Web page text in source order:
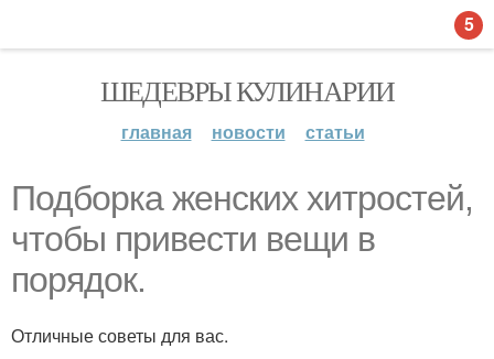
ШЕДЕВРЫ КУЛИНАРИИ
главная новости статьи
Подборка женских хитростей,
чтобы привести вещи в
порядок.
Отличные советы для вас.
5